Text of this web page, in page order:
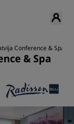
Conference & Spa
& Spa